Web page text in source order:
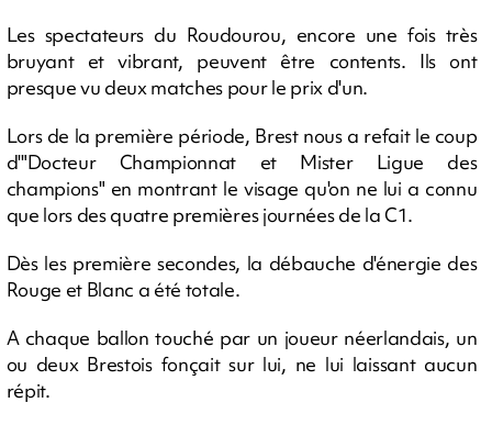
Les spectateurs du Roudourou, encore une fois très
bruyant et vibrant, peuvent être contents. Ils ont
presque vu deux matches pour le prix d'un.
Lors de la première période, Brest nous a refait le coup
d'"Docteur Championnat et Mister Ligue des
champions" en montrant le visage qu'on ne lui a connu
que lors des quatre premières journées de la C1.
Dès les première secondes, la débauche d'énergie des
Rouge et Blanc a été totale.
A chaque ballon touché par un joueur néerlandais, un
ou deux Brestois fonçait sur lui, ne lui laissant aucun
répit.